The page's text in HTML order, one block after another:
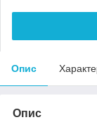
Опис
Опис